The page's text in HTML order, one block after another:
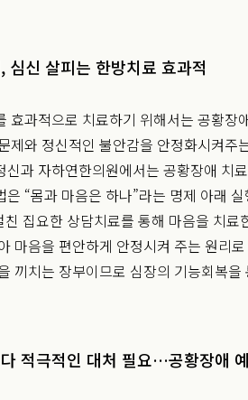
심신 살피는 한방치료 효과적
효과적으로 치료하기 위해서는 공황장
제와 정신적인 불안감을 안정화시켜주
신과 자하연한의원에서는 공황장애 치
은 “몸과 마음은 하나”라는 명제 아래
집요한 상담치료를 통해 마음을 치
마음을 편안하게 안정시켜 주는 원리
끼치는 장부이므로 심장의 기능회복
적극적인 대처 필요…공황장애